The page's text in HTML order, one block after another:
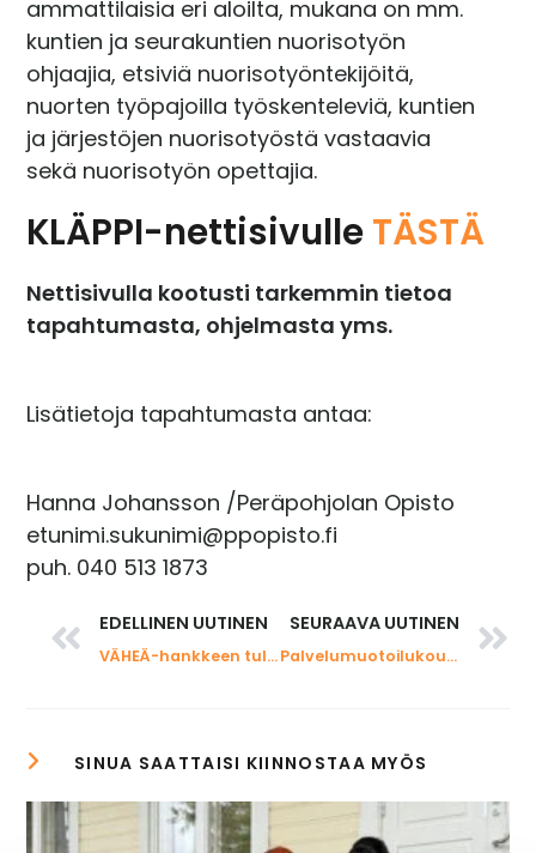
ammattilaisia eri aloilta, mukana on mm.
kuntien ja seurakuntien nuorisotyön
ohjaajia, etsiviä nuorisotyöntekijöitä,
nuorten työpajoilla työskenteleviä, kuntien
ja järjestöjen nuorisotyöstä vastaavia
sekä nuorisotyön opettajia.
KLÄPPI-nettisivulleTÄSTÄ
Nettisivulla kootusti tarkemmin tietoa
tapahtumasta, ohjelmasta yms.
Lisätietoja tapahtumasta antaa:
Hanna Johansson /Peräpohjolan Opisto
etunimi.sukunimi@ppopisto.fi
puh. 040 513 1873
EDELLINEN UUTINEN
VÄHEÄ-hankkeen tuloksia: Loppukartoitus hankkeen toimenpiteistä on julkaistu
SEURAAVA UUTINEN
Palvelumuotoilukoulutuksessa keskitytään julkisten palveluiden kehittämiseen analyyttista ja luovaa toimintaa yhdistelemällä